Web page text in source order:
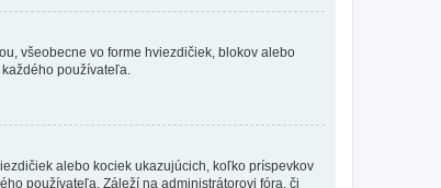
všeobecne vo forme hviezdičiek, blokov alebo
používateľa.
alebo kociek ukazujúcich, koľko príspevkov
používateľa. Záleží na administrátorovi fóra, či